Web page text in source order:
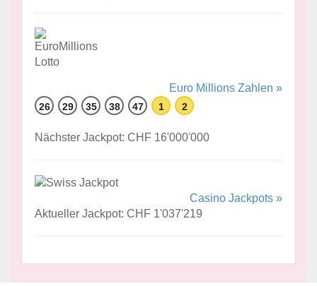
Euro Millions Zahlen »
26 29 35 38 47 1 2
Nächster Jackpot: CHF 16'000'000
Casino Jackpots »
Aktueller Jackpot: CHF 1'037'219